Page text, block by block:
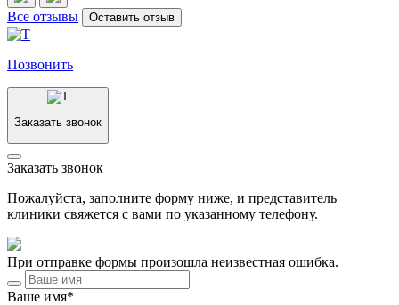
Все отзывы Оставить отзыв
Позвонить
Заказать звонок
Заказать звонок
Пожалуйста, заполните форму ниже, и представитель
клиники свяжется с вами по указанному телефону.
При отправке формы произошла неизвестная ошибка.
Ваше имя*